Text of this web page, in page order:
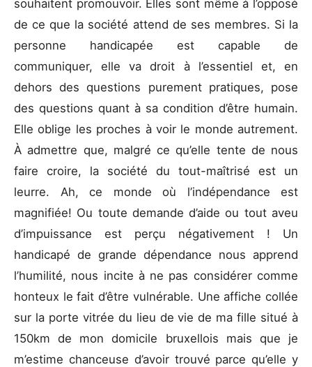
souhaitent promouvoir. Elles sont même à l’opposé
de ce que la société attend de ses membres. Si la
personne handicapée est capable de
communiquer, elle va droit à l’essentiel et, en
dehors des questions purement pratiques, pose
des questions quant à sa condition d’être humain.
Elle oblige les proches à voir le monde autrement.
À admettre que, malgré ce qu’elle tente de nous
faire croire, la société du tout-maîtrisé est un
leurre. Ah, ce monde où l’indépendance est
magnifiée! Ou toute demande d’aide ou tout aveu
d’impuissance est perçu négativement ! Un
handicapé de grande dépendance nous apprend
l’humilité, nous incite à ne pas considérer comme
honteux le fait d’être vulnérable. Une affiche collée
sur la porte vitrée du lieu de vie de ma fille situé à
150km de mon domicile bruxellois mais que je
m’estime chanceuse d’avoir trouvé parce qu’elle y